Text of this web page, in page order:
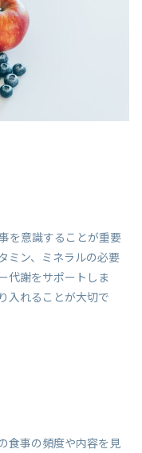
を意識することが重要
ミン、ミネラルの必要
代謝をサポートしま
入れることが大切で
食事の頻度や内容を見